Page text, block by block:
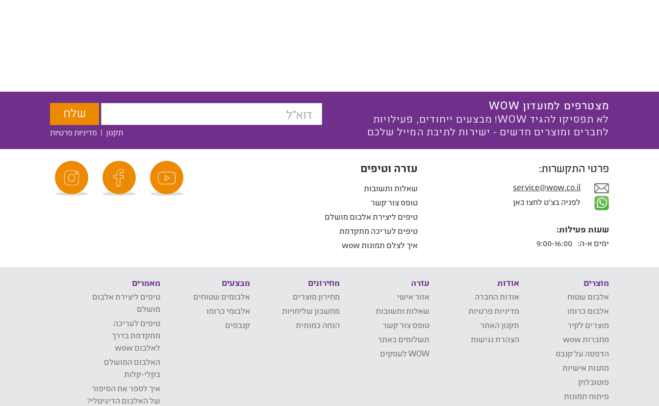
מצטרפים למועדון WOW
לא תפסיקו להגיד WOW! מבצעים ייחודים, פעילויות
לחברים ומוצרים חדשים - ישירות לתיבת המייל שלכם
תקנון | מדיניות פרטיות
פרטי התקשרות:
service@wow.co.il
לפניה בצ'ט לחצו כאן
שעות פעילות:
ימים א-ה:
עזרה וטיפים
שאלות ותשובות
טופס צור קשר
טיפים ליצירת אלבום מושלם
טיפים לעריכה מתקדמת
איך לצלם תמונות wow
מוצרים
אלבום שטוח
אלבום כרומו
מוצרים לקיר
מחברות wow
הדפסה על קנבס
מתנות אישיות
פוטובלוק
פיתוח תמונות
אודות
אודות החברה
מדיניות פרטיות
תקנון האתר
הצהרת נגישות
עזרה
אזור אישי
שאלות ותשובות
טופס צור קשר
תשלומים באתר
WOW לעסקים
מחירונים
מחירון מוצרים
מחשבון שליחויות
הנחה כמותית
מבצעים
אלבומים שטוחים
אלבומי כרומו
קנבסים
מאמרים
טיפים ליצירת אלבום
מושלם
טיפים לעריכה
מתקדמת בדרך
לאלבום wow
האלבום המושלם
בקלי-קלות
איך לספר את הסיפור
של האלבום הדיגיטלי?